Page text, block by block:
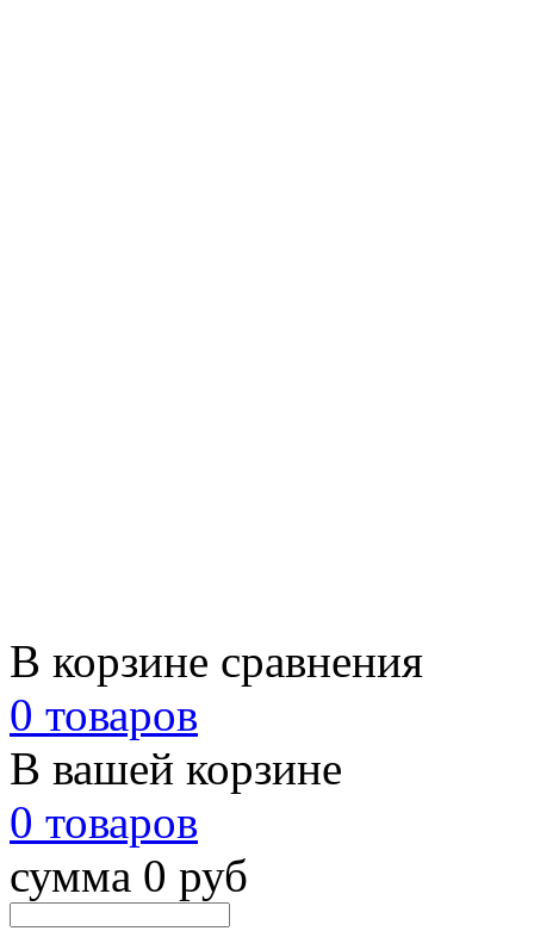
В корзине сравнения
0 товаров
В вашей корзине
0 товаров
сумма 0 руб